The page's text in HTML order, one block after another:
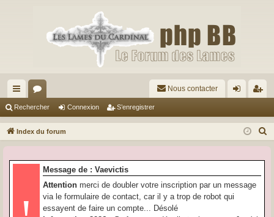
cc
ès
pi
or
u
s
Nous contacter
ne
on
nr
ist
Rechercher Connexion S’enregistrer
Index du forum
Message de : Vaevictis
Attention merci de doubler votre inscription par un message
via le formulaire de contact, car il y a trop de robot qui
essayent de faire un compte... Désolé